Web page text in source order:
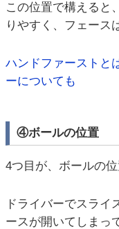
この位置で構えると
りやすく、フェース
ハンドファーストと
ーについても
④ボールの位置
4つ目が、ボールの位
ドライバーでスライ
ースが開いてしまっ